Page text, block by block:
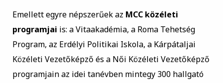
Emellett egyre népszerűek az MCC közéleti
programjai is: a Vitaakadémia, a Roma Tehetség
Program, az Erdélyi Politikai Iskola, a Kárpátaljai
Közéleti Vezetőképző és a Női Közéleti Vezetőképző
programjain az idei tanévben mintegy 300 hallgató